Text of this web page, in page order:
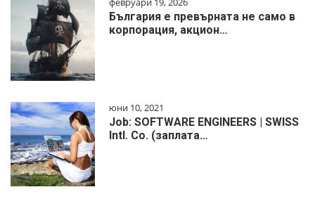
България е превърната не само в
корпорация, акцион…
юни 10, 2021
Job: SOFTWARE ENGINEERS | SWISS
Intl. Co. (заплата…